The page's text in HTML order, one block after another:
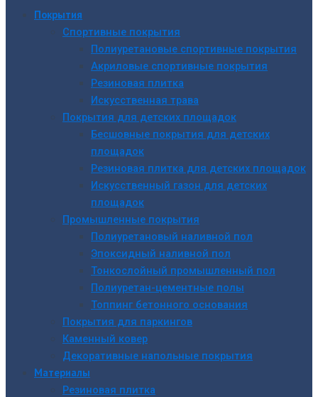
Покрытия
Спортивные покрытия
Полиуретановые спортивные покрытия
Акриловые спортивные покрытия
Резиновая плитка
Искусственная трава
Покрытия для детских площадок
Бесшовные покрытия для детских
площадок
Резиновая плитка для детских площадок
Искусственный газон для детских
площадок
Промышленные покрытия
Полиуретановый наливной пол
Эпоксидный наливной пол
Тонкослойный промышленный пол
Полиуретан-цементные полы
Топпинг бетонного основания
Покрытия для паркингов
Каменный ковер
Декоративные напольные покрытия
Материалы
Резиновая плитка